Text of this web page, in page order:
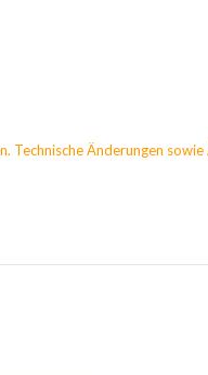
Änderungen